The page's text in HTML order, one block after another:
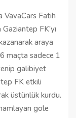
VavaCars Fatih
FK'yı
araya
maçta sadece 1
galibiyet
FK etkili
üstünlük kurdu.
gole